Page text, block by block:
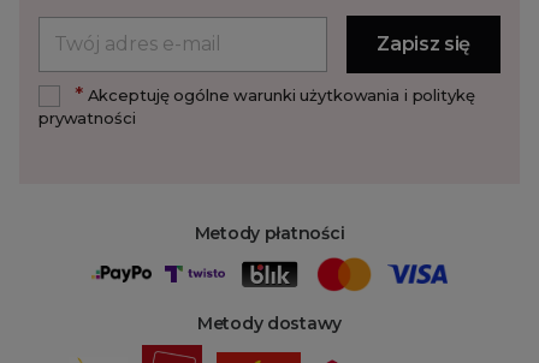
Metody płatności
Metody dostawy
*Akceptuję ogólne warunki użytkowania i politykę
prywatności